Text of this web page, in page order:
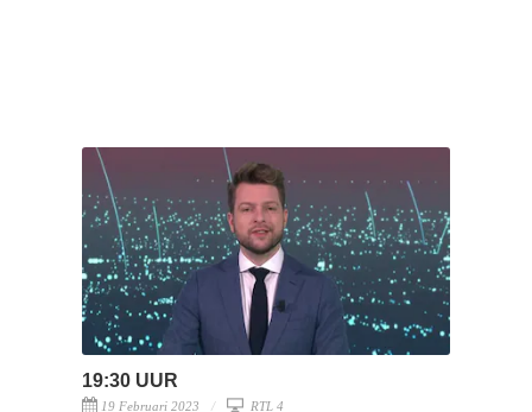
19:30 UUR
19 Februari 2023 RTL 4